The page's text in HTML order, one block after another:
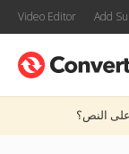
Video Editor Add
النص؟